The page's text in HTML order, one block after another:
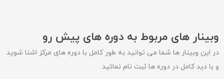
وبینار های مربوط به دوره های پیش رو
در این وبینار ها شما می توانید به طور کامل با دوره های مرکز اشنا شوید
و با دید کامل در دوره ها ثبت نام نمائید